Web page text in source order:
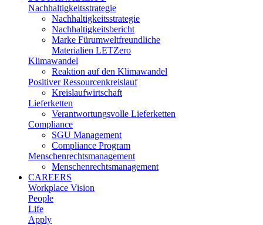
Nachhaltigkeitsstrategie
Nachhaltigkeitsstrategie
Nachhaltigkeitsbericht​
Marke Fürumweltfreundliche
Materialien LETZero
Klimawandel
Reaktion auf den Klimawandel
Positiver Ressourcenkreislauf
Kreislaufwirtschaft
Lieferketten
Verantwortungsvolle Lieferketten
Compliance
SGU Management
Compliance Program
Menschenrechtsmanagement
Menschenrechtsmanagement
CAREERS
Workplace Vision
People
Life
Apply